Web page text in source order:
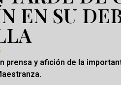
EN SU
prensa y afición de la